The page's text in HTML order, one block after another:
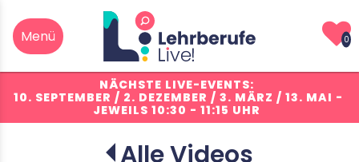
0
NÄCHSTE LIVE-EVENTS:
10. SEPTEMBER / 2. DEZEMBER / 3. MÄRZ / 13. MAI -
JEWEILS 10:30 - 11:15 UHR
Alle Videos